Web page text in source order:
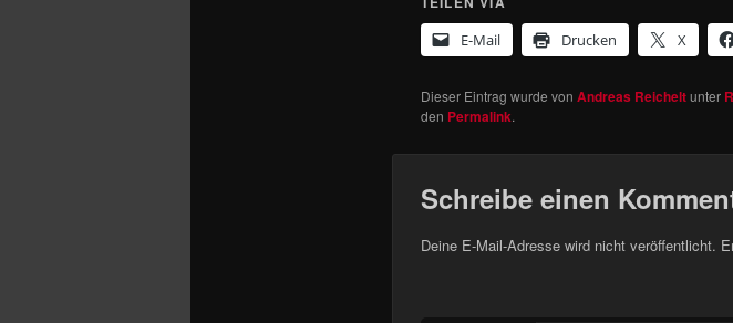
E-Mail
Drucken X
Dieser Eintrag wurde von Andreas Reicheltunter
den Permalink.
Schreibe einen
Deine E-Mail-Adresse wird nicht veröffentlicht.